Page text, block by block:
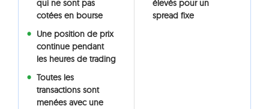
qui ne sont pas
cotées en bourse
élevés pour un
spread fixe
Une position de prix
continue pendant
les heures de trading
Toutes les
transactions sont
menées avec une